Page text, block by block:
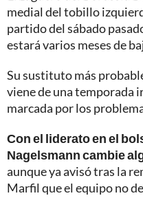
medial del tobillo
partido del sábado
estará varios meses de
Su sustituto más
viene de una temporada
marcada por los
Con el liderato en el
Nagelsmann cambie
aunque ya avisó tras la
Marfil que el equipo no